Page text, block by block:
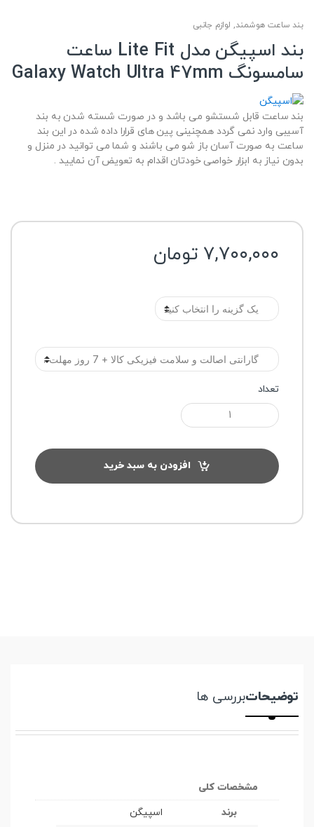
بند ساعت هوشمند, لوازم جانبی
بند اسپیگن مدل Lite Fit ساعت
سامسونگ Galaxy Watch Ultra 47mm
بند ساعت قابل شستشو می باشد و در صورت شسته شدن به بند
آسیبی وارد نمی گردد همچنینی پین های قرارا داده شده در این بند
ساعت به صورت آسان باز شو می باشند و شما می توانید در منزل و
بدون نیاز به ابزار خواصی خودتان اقدام به تعویض آن نمایید .
۷,۷۰۰,۰۰۰ تومان
تعداد
افزودن به سبد خرید
توضیحاتبررسی ها
مشخصات کلی
برند
اسپیگن